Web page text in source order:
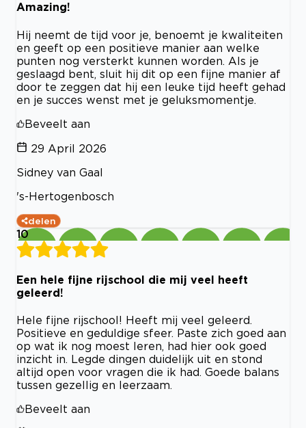
Amazing!
Hij neemt de tijd voor je, benoemt je kwaliteiten
en geeft op een positieve manier aan welke
punten nog versterkt kunnen worden. Als je
geslaagd bent, sluit hij dit op een fijne manier af
door te zeggen dat hij een leuke tijd heeft gehad
en je succes wenst met je geluksmomentje.
Beveelt aan
29 April 2026
Sidney van Gaal
's-Hertogenbosch
delen
10
Een hele fijne rijschool die mij veel heeft
geleerd!
Hele fijne rijschool! Heeft mij veel geleerd.
Positieve en geduldige sfeer. Paste zich goed aan
op wat ik nog moest leren, had hier ook goed
inzicht in. Legde dingen duidelijk uit en stond
altijd open voor vragen die ik had. Goede balans
tussen gezellig en leerzaam.
Beveelt aan